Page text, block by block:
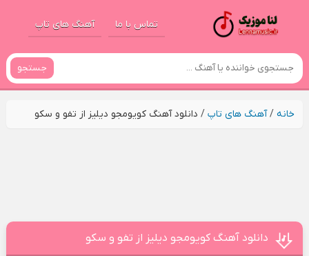
تماس با ما آهنگ های تاپ
جستجو
خانه/آهنگ های تاپ/ دانلود آهنگ کویومجو دیلیز از تفو و سکو
دانلود آهنگ کویومجو دیلیز از تفو و سکو